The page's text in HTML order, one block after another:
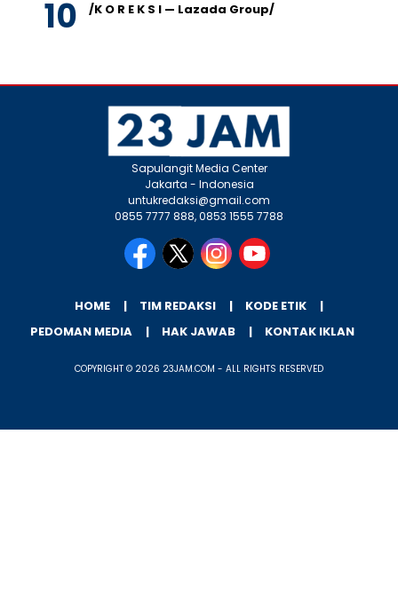
/K O R E K S I — Lazada Group/
Sapulangit Media Center
Jakarta - Indonesia
untukredaksi@gmail.com
0855 7777 888, 0853 1555 7788
HOME TIM REDAKSI
KODE ETIK
PEDOMAN MEDIA
HAK JAWAB KONTAK IKLAN
COPYRIGHT © 2026 23JAM.COM - ALL RIGHTS RESERVED